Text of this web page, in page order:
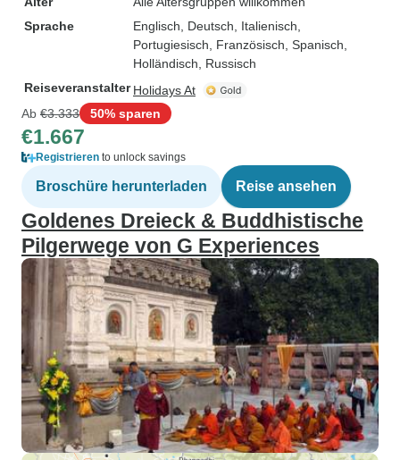
Sprache
Englisch, Deutsch, Italienisch,
Portugiesisch, Französisch, Spanisch,
Holländisch, Russisch
Reiseveranstalter Holidays At
Ab €3.333 50% sparen
€1.667
Registrieren to unlock savings
Broschüre herunterladen Reise ansehen
Goldenes Dreieck & Buddhistische
Pilgerwege von G Experiences